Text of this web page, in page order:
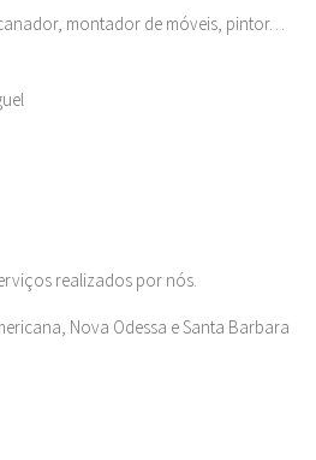
montador de móveis, pintor…
realizados por nós.
Nova Odessa e Santa Barbara